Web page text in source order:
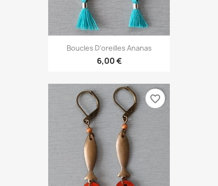
Boucles D'oreilles Ananas
6,00 €
favorite_border